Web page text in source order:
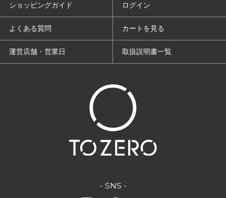
ショッピングガイド
よくある質問
運営店舗・営業日
ログイン
カートを見る
取扱説明書一覧
- SNS -